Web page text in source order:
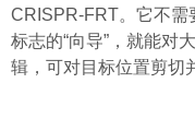
CRISPR-FRT。它不需
标志的“向导”，就能对
辑，可对目标位置剪切